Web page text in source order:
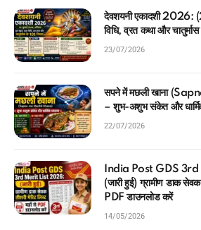
देवशयनी एकादशी 2026:
विधि, व्रत कथा और
23/07/2026
सपने में मछली खाना
– शुभ-अशुभ संकेत और
22/07/2026
India Post GDS
(जारी हुई) ग्रामीण डाक
PDF डाउनलोड करें
14/05/2026